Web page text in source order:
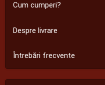
Cum cumperi?
Despre livrare
Întrebări frecvente